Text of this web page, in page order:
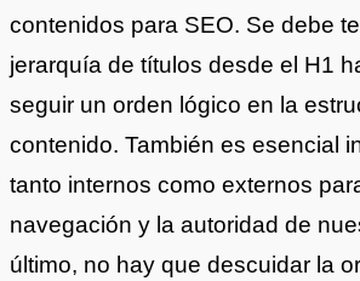
contenidos para SEO. Se debe
jerarquía de títulos desde el H1
seguir un orden lógico en la
contenido. También es esencial
tanto internos como externos
navegación y la autoridad de
último, no hay que descuidar la